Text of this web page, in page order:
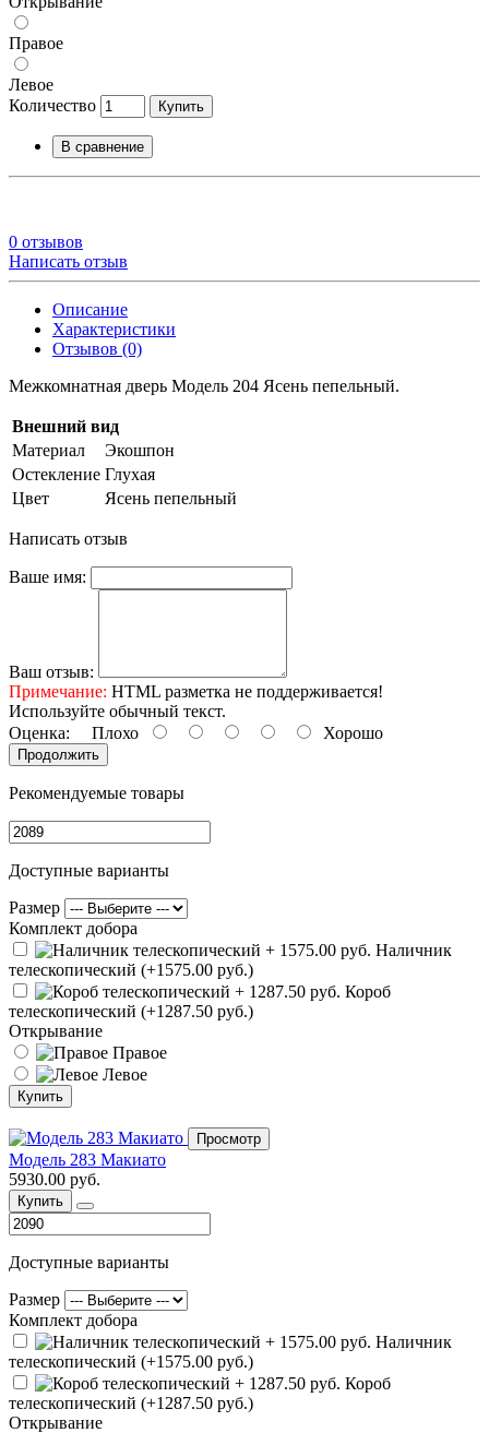
Правое
Левое
Количество
Купить
В сравнение
0 отзывов
Написать отзыв
Описание
Характеристики
Отзывов (0)
Межкомнатная дверь Модель 204 Ясень пепельный.
Внешний вид
Материал
Экошпон
Остекление Глухая
Цвет
Ясень пепельный
Написать отзыв
Ваше имя:
Ваш отзыв:
Примечание: HTML разметка не поддерживается!
Используйте обычный текст.
Оценка: Плохо Хорошо
Продолжить
Рекомендуемые товары
Доступные варианты
Размер
Комплект добора
Наличник
телескопический (+1575.00 руб.)
Короб
телескопический (+1287.50 руб.)
Открывание
Правое
Левое
Купить
Просмотр
Модель 283 Макиато
5930.00 руб.
Купить
Доступные варианты
Размер
Комплект добора
Наличник
телескопический (+1575.00 руб.)
Короб
телескопический (+1287.50 руб.)
Открывание